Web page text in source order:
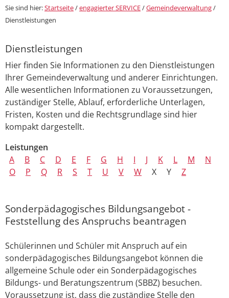
Sie sind hier:Startseite/engagierter SERVICE/Gemeindeverwaltung/
Dienstleistungen
Dienstleistungen
Hier finden Sie Informationen zu den Dienstleistungen
Ihrer Gemeindeverwaltung und anderer Einrichtungen.
Alle wesentlichen Informationen zu Voraussetzungen,
zuständiger Stelle, Ablauf, erforderliche Unterlagen,
Fristen, Kosten und die Rechtsgrundlage sind hier
kompakt dargestellt.
Leistungen
A
B C D E F G H I J K L M
N
O
P Q R S T U V W X Y Z
Sonderpädagogisches Bildungsangebot -
Feststellung des Anspruchs beantragen
Schülerinnen und Schüler mit Anspruch auf ein
sonderpädagogisches Bildungsangebot können die
allgemeine Schule oder ein Sonderpädagogisches
Bildungs- und Beratungszentrum (SBBZ) besuchen.
Voraussetzung ist, dass die zuständige Stelle den